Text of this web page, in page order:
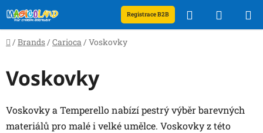
to
content
Registrace B2B Search
CART
Home
/ Brands / Carioca / Voskovky
Voskovky
Voskovky a Temperello nabízí pestrý výběr barevných
materiálů pro malé i velké umělce. Voskovky z této